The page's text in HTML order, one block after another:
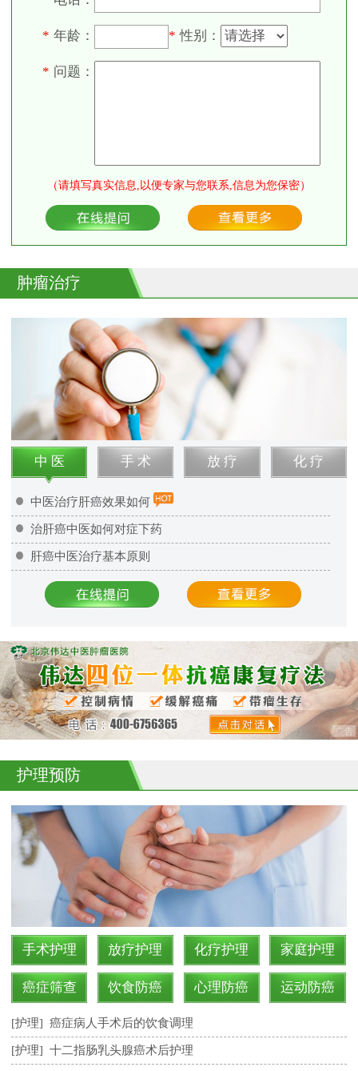
* 年龄： * 性别：
* 问题：
（请填写真实信息,以便专家与您联系,信息为您保密）
肿瘤治疗
中 医 手 术 放 疗 化 疗
中医治疗肝癌效果如何
治肝癌中医如何对症下药
肝癌中医治疗基本原则
护理预防
手术护理 放疗护理 化疗护理 家庭护理
癌症筛查 饮食防癌 心理防癌 运动防癌
[护理] 癌症病人手术后的饮食调理
[护理] 十二指肠乳头腺癌术后护理